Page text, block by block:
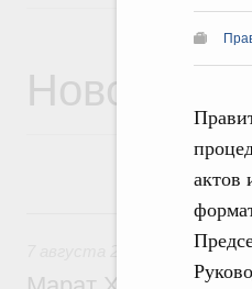
актов
Новости
Экономика